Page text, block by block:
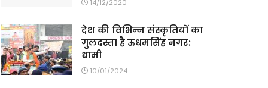
14/12/2020
देश की विभिन्न संस्कृतियों का
गुलदस्ता है ऊधमसिंह नगर:
धामी
10/01/2024